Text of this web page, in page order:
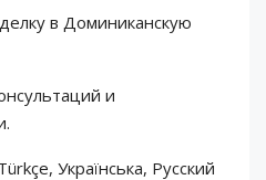
в Доминиканскую
и
Українська, Русский